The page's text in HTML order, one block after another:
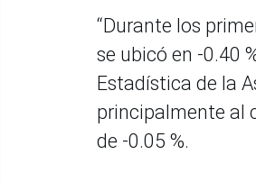
“Durante los
se ubicó en -0.40
Estadística de la
principalmente al
de -0.05 %.